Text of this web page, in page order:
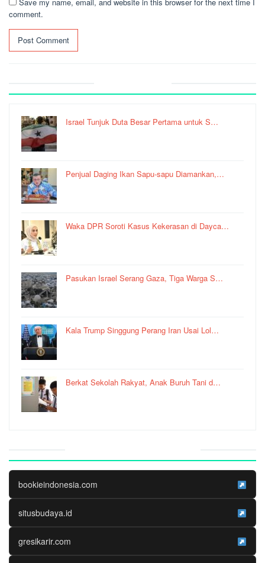
Save my name, email, and website in this browser for the next time I
comment.
Israel Tunjuk Duta Besar Pertama untuk S…
Penjual Daging Ikan Sapu-sapu Diamankan,…
Waka DPR Soroti Kasus Kekerasan di Dayca…
Pasukan Israel Serang Gaza, Tiga Warga S…
Kala Trump Singgung Perang Iran Usai Lol…
Berkat Sekolah Rakyat, Anak Buruh Tani d…
bookieindonesia.com
situsbudaya.id
gresikarir.com